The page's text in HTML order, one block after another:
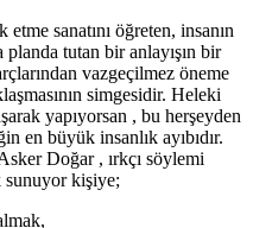
sanatını öğreten, insanın
tutan bir anlayışın bir
vazgeçilmez öneme
simgesidir. Heleki
yapıyorsan , bu herşeyden
en büyük insanlık ayıbıdır.
Doğar , ırkçı söylemi
sunuyor kişiye;